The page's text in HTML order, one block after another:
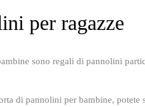
per ragazze
sono regali di pannolini
di pannolini per bambine,